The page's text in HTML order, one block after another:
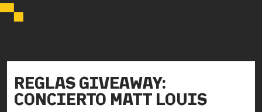
REGLAS GIVEAWAY:
CONCIERTO MATT LOUIS